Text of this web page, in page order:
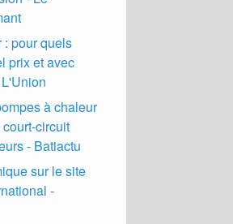
: pour quels
prix et avec
à chaleur
circuit
- Batiactu
sur le site
-